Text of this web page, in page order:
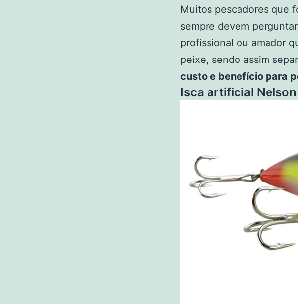
Muitos pescadores que
sempre devem
profissional ou amador
peixe, sendo assim
custo e benefício para
Isca artificial